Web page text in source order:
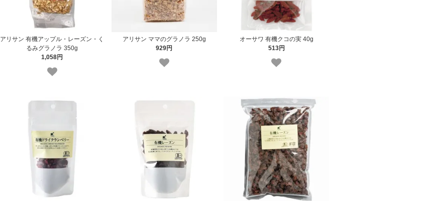
アリサン 有機アップル・レーズン・く
るみグラノラ 350g
1,058円
アリサン ママのグラノラ 250g
929円
オーサワ 有機クコの実 40g
513円